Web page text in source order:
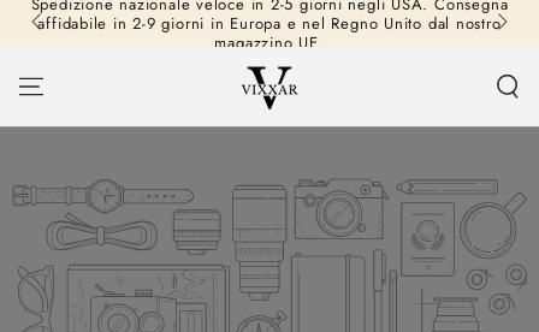
PASSA AL
CONTENUTO
affidabile in 2-9 giorni in Europa e nel Regno Unito dal nostro
magazzino UE.